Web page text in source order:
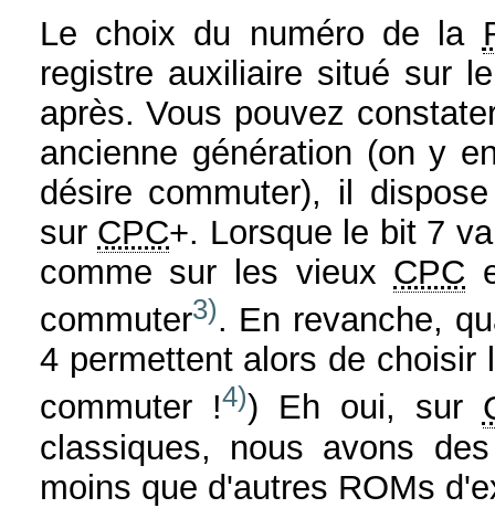
Le choix du numéro de la
registre auxiliaire situé sur
après. Vous pouvez
ancienne génération (on y
désire commuter), il
sur CPC+. Lorsque le bit 7
comme sur les vieux CPC
commuter3). En revanche,
4 permettent alors de
commuter !4)) Eh oui, sur
classiques, nous avons
moins que d'autres ROMs